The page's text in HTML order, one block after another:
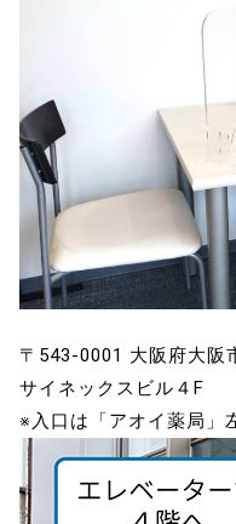
〒543-0001 大阪府大阪
サイネックスビル４F
※入口は「アオイ薬局」